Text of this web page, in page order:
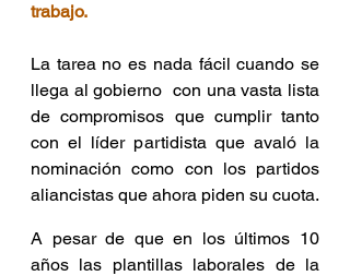
trabajo.
La tarea no es nada fácil cuando se
llega al gobierno  con una vasta lista
de compromisos que cumplir tanto
con el líder partidista que avaló la
nominación como con los partidos
aliancistas que ahora piden su cuota.
A pesar de que en los últimos 10
años las plantillas laborales de la